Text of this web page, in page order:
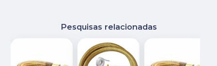
Pesquisas relacionadas